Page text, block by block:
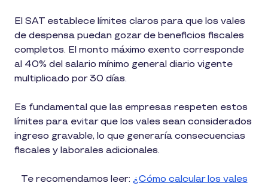
El SAT establece límites claros para que los vales
de despensa puedan gozar de beneficios fiscales
completos. El monto máximo exento corresponde
al 40% del salario mínimo general diario vigente
multiplicado por 30 días.
Es fundamental que las empresas respeten estos
límites para evitar que los vales sean considerados
ingreso gravable, lo que generaría consecuencias
fiscales y laborales adicionales.
Te recomendamos leer: ¿Cómo calcular los vales